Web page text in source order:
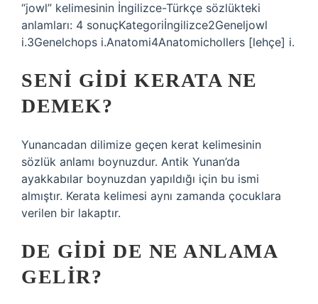
“jowl” kelimesinin İngilizce-Türkçe sözlükteki
anlamları: 4 sonuçKategoriİngilizce2Geneljowl
i.3Genelchops i.Anatomi4Anatomichollers [lehçe] i.
SENI GIDI KERATA NE
DEMEK?
Yunancadan dilimize geçen kerat kelimesinin
sözlük anlamı boynuzdur. Antik Yunan’da
ayakkabılar boynuzdan yapıldığı için bu ismi
almıştır. Kerata kelimesi aynı zamanda çocuklara
verilen bir lakaptır.
DE GIDI DE NE ANLAMA
GELIR?